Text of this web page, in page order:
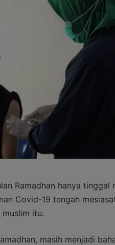
Ramadhan hanya tinggal
Covid-19 tengah
itu.
masih menjadi